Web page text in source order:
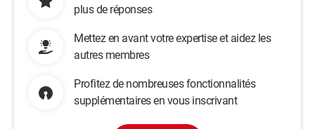
plus de réponses
Mettez en avant votre expertise et aidez les
autres membres
Profitez de nombreuses fonctionnalités
supplémentaires en vous inscrivant